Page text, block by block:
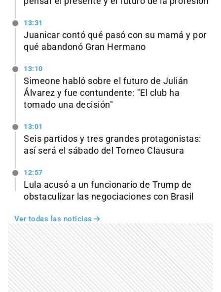
13:31
Juanicar contó qué pasó con su mamá y por
qué abandonó Gran Hermano
13:10
Simeone habló sobre el futuro de Julián
Álvarez y fue contundente: "El club ha
tomado una decisión"
13:01
Seis partidos y tres grandes protagonistas:
así será el sábado del Torneo Clausura
12:57
Lula acusó a un funcionario de Trump de
obstaculizar las negociaciones con Brasil
Ver todas las noticias